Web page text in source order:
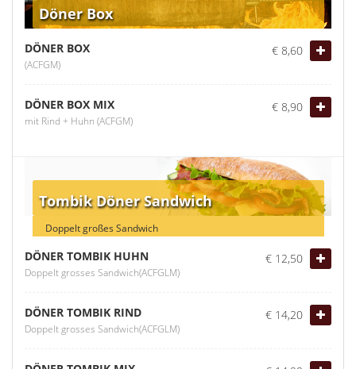
Döner Box
DÖNER BOX
(ACFGM)
€ 8,60
DÖNER BOX MIX
mit Rind + Huhn (ACFGM)
€ 8,90
Tombik Döner Sandwich
Doppelt großes Sandwich
DÖNER TOMBIK HUHN
Doppelt grosses Sandwich(ACFGLM)
€ 12,50
DÖNER TOMBIK RIND
Doppelt grosses Sandwich(ACFGLM)
€ 14,20